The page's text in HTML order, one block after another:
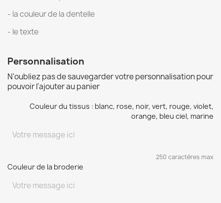
- la couleur de la dentelle
- le texte
Personnalisation
N'oubliez pas de sauvegarder votre personnalisation pour
pouvoir l'ajouter au panier
Couleur du tissus : blanc, rose, noir, vert, rouge, violet,
orange, bleu ciel, marine
250 caractères max
Couleur de la broderie